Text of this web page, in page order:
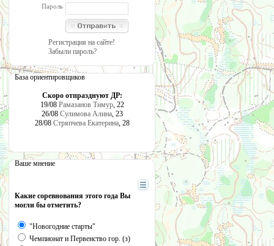
Пароль
Регистрация на сайте!
Забыли пароль?
База ориентировщиков
Скоро отпразднуют ДР:
19/08 Рамазанов Тимур, 22
26/08 Сулимова Алина, 23
28/08 Стряпчева Екатерина, 28
Ваше мнение
Какие соревнования этого года Вы
могли бы отметить?
"Новогодние старты"
Чемпионат и Первенство гор. (з)